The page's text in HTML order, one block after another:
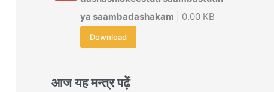
ya saambadashakam | 0.00 KB
Download
आज यह मन्त्र पढ़ें